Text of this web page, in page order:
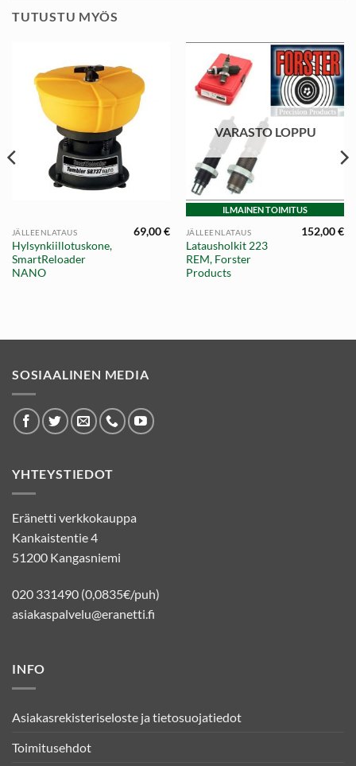
TUTUSTU MYÖS
JÄLLEENLATAUS
Hylsynkiillotuskone,
SmartReloader
NANO
69,00€
VARASTO LOPPU
ILMAINEN TOIMITUS
JÄLLEENLATAUS
Latausholkit 223
REM, Forster
Products
152,00€
SOSIAALINEN MEDIA
YHTEYSTIEDOT
Eränetti verkkokauppa
Kankaistentie 4
51200 Kangasniemi
020 331490 (0,0835€/puh)
asiakaspalvelu@eranetti.fi
INFO
Asiakasrekisteriseloste ja tietosuojatiedot
Toimitusehdot